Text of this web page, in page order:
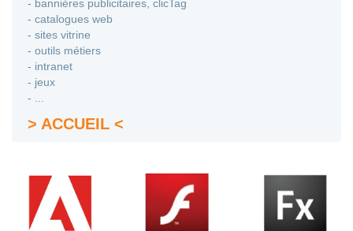
- bannières publicitaires, clicTag
- catalogues web
- sites vitrine
- outils métiers
- intranet
- jeux
- ...
> ACCUEIL <